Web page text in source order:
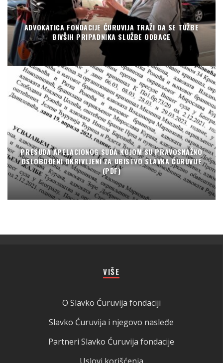
ADVOKATICA FONDACIJE ĆURUVIJA TRAŽI DA SE TUŽBE
BIVŠIH PRIPADNIKA SLUŽBE ODBACE
PRESUDA APELACIONOG SUDA KOJOM SU PRAVOSNAŽNO
OSLOBOĐENI OKRIVLJENI ZA UBISTVO SLAVKA ĆURUVIJE
(PDF)
VIŠE
O Slavko Ćuruvija fondaciji
Slavko Ćuruvija i njegovo nasleđe
Partneri Slavko Ćuruvija fondacije